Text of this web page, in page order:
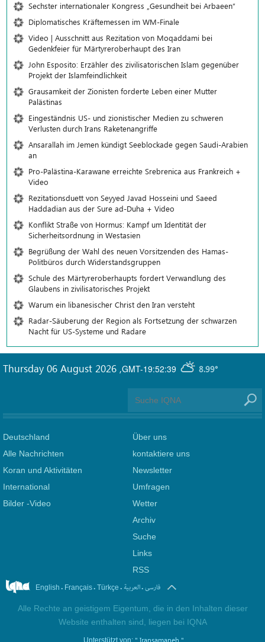
Sechster internationaler Kongress „Gesundheit bei Arbaeen“
Diplomatisches Kräftemessen im WM-Finale
Video | Ausschnitt aus Rezitation von Moqaddami bei
Gedenkfeier für Märtyreroberhaupt des Iran
John Esposito: Erzähler des zivilisatorischen Islam gegenüber
Projekt der Islamfeindlichkeit
Grausamkeit der Zionisten forderte Leben einer Mutter
Palästinas
Eingeständnis US- und zionistischer Medien zu schweren
Verlusten durch Irans Raketenangriffe
Ansarallah im Jemen kündigt Seeblockade gegen Saudi-Arabien
an
Pro-Palästina-Karawane erreichte Srebrenica aus Frankreich +
Video
Rezitationsduett von Seyyed Javad Hosseini und Saeed
Haddadian aus der Sure ad-Duha + Video
Konflikt Straße von Hormus: Kampf um Identität der
Sicherheitsordnung in Westasien
Begrüßung der Wahl des neuen Vorsitzenden des Hamas-
Politbüros durch Widerstandsgruppen
Schule des Märtyreroberhaupts fordert Verwandlung des
Glaubens in zivilisatorisches Projekt
Warum ein libanesischer Christ den Iran versteht
Radar-Säuberung der Region als Fortsetzung der schwarzen
Nacht für US-Systeme und Radare
GMT-19:52:39 8.99°
Thursday 06 August 2026 ,
Deutschland
Alle Nachrichten
Koran und Aktivitäten
International
Bilder -Video
Über uns
kontaktiere uns
Newsletter
Umfragen
Wetter
Archiv
Suche
Links
RSS
English . Français. Türkçe . العربیة.فارسی
Alle Rechte an geistigem Eigentum, die in den Inhalten dieser
Website enthalten sind, liegen bei IQNA
" Iransamaneh "